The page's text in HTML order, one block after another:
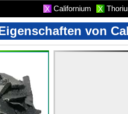
X Californium X
von